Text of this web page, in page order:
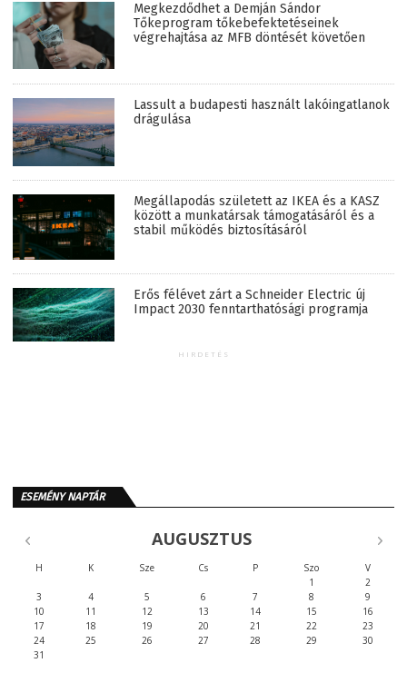
Megkezdődhet a Demján Sándor
Tőkeprogram tőkebefektetéseinek
végrehajtása az MFB döntését követően
Lassult a budapesti használt lakóingatlanok
drágulása
Megállapodás született az IKEA és a KASZ
között a munkatársak támogatásáról és a
stabil működés biztosításáról
Erős félévet zárt a Schneider Electric új
Impact 2030 fenntarthatósági programja
HIRDETÉS
ESEMÉNY NAPTÁR
AUGUSZTUS
H K Sze Cs P Szo
V
1
2
3
4 5 6 7 8
9
10
11 12 13 14 15
16
17
18 19 20 21 22
23
24
25 26 27 28 29
30
31